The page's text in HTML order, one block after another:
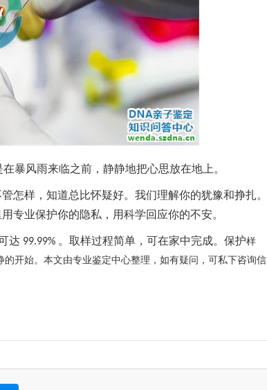
暴风雨来临之前，静静地把心思放在地上。
怎样，知道总比怀疑好。我们理解你的犹豫和挣扎。
专业保护你的隐私，用科学回应你的不安。
达 99.99% 。取样过程简单，可在家中完成。保护样
开始。本文由专业鉴定中心整理，如有疑问，可私下咨询信